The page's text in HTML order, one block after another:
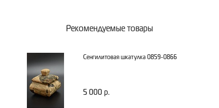
Рекомендуемые товары
Сенгилитовая шкатулка 0859-0866
5 000 р.